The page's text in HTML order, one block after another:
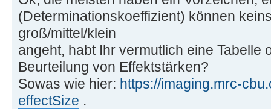
(Determinationskoeffizient) können
groß/mittel/klein
angeht, habt Ihr vermutlich eine Tabelle
Beurteilung von Effektstärken?
Sowas wie hier: https://imaging.mrc-
effectSize .